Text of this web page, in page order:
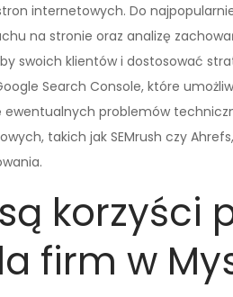
internetowych. Do
na stronie oraz analizę
swoich klientów i dostosować
Search Console, które
problemów
takich jak SEMrush czy
korzyści
firm w